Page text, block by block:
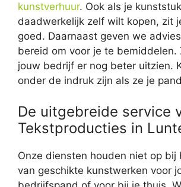
kunstverhuur. Ook als je
daadwerkelijk zelf wilt kopen, zit
goed. Daarnaast geven we
bereid om voor je te bemiddelen.
jouw bedrijf er nog beter uitzien.
onder de indruk zijn als ze je
De uitgebreide service
Tekstproducties in
Onze diensten houden niet op bij
van geschikte kunstwerken voor